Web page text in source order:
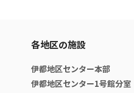
各地区の施設
伊都地区センター本部
伊都地区センター1号館分室